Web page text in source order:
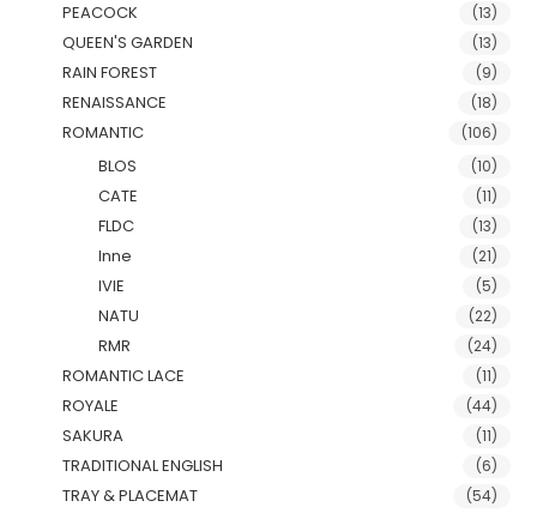
PEACOCK (13)
QUEEN'S GARDEN (13)
RAIN FOREST (9)
RENAISSANCE (18)
ROMANTIC (106)
BLOS (10)
CATE (11)
FLDC (13)
Inne (21)
IVIE (5)
NATU (22)
RMR (24)
ROMANTIC LACE (11)
ROYALE (44)
SAKURA (11)
TRADITIONAL ENGLISH (6)
TRAY & PLACEMAT (54)